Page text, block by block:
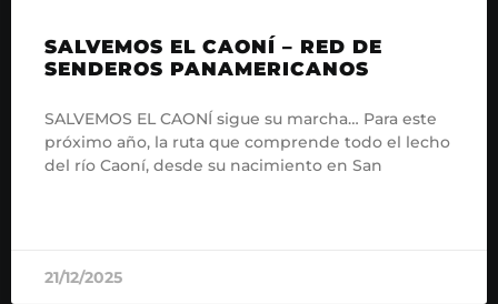
SALVEMOS EL CAONÍ – RED DE
SENDEROS PANAMERICANOS
SALVEMOS EL CAONÍ sigue su marcha… Para este
próximo año, la ruta que comprende todo el lecho
del río Caoní, desde su nacimiento en San
21/12/2025